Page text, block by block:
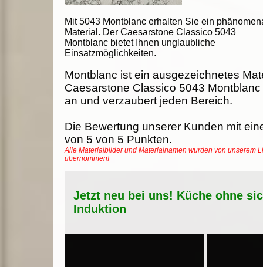
Mit 5043 Montblanc erhalten Sie ein
Material. Der Caesarstone Classico 5043
Montblanc bietet Ihnen unglaubliche
Einsatzmöglichkeiten.
Montblanc ist ein ausgezeichnetes
Caesarstone Classico 5043
an und verzaubert jeden Bereich.
Die Bewertung unserer Kunden mit
von 5 von 5 Punkten.
Alle Materialbilder und Materialnamen wurden von unserem
übernommen!
Jetzt neu bei uns! Küche ohne
Induktion